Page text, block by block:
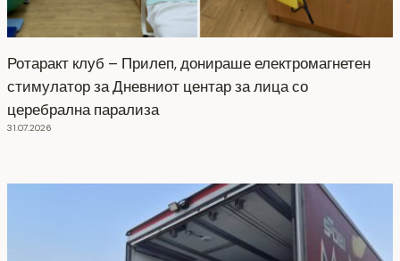
Ротаракт клуб – Прилеп, донираше електромагнетен
стимулатор за Дневниот центар за лица со
церебрална парализа
31.07.2026